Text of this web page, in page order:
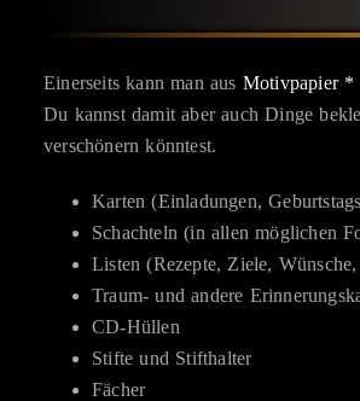
Einerseits kann man aus Motivpapier *
Du kannst damit aber auch Dinge
verschönern könntest.
Karten (Einladungen,
Schachteln (in allen möglichen
Listen (Rezepte, Ziele,
Traum- und andere
CD-Hüllen
Stifte und Stifthalter
Fächer